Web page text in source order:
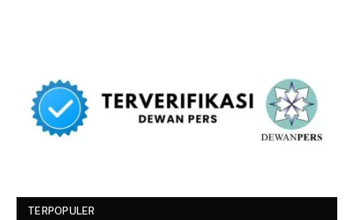
TERPOPULER